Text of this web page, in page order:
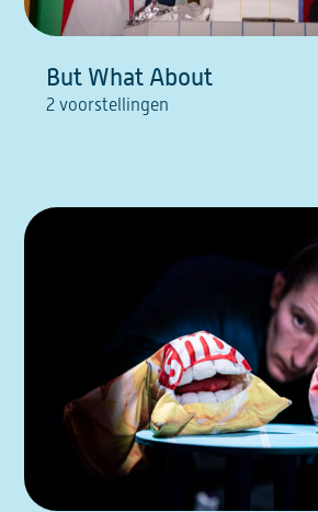
But What About
2 voorstellingen